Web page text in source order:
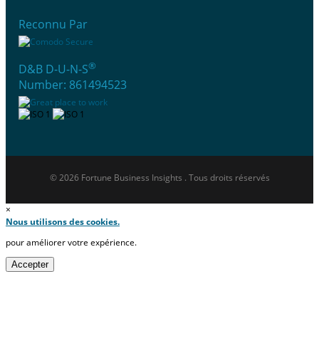
Reconnu Par
D&B D-U-N-S®
Number: 861494523
© 2026 Fortune Business Insights . Tous droits réservés
×
Nous utilisons des cookies.
pour améliorer votre expérience.
Accepter